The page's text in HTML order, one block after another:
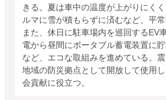
きる。夏は車中の温度が上がりにく
ルマに雪が積もらずに済むなど、平常
また、休日に駐車場内を巡回するEV
電から昼間にポータブル蓄電装置に
など、エコな取組みを進めている。震
地域の防災拠点として開放して使用
会貢献に役立つ。